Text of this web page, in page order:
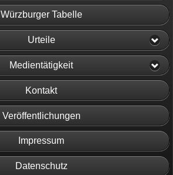
Würzburger Tabelle
Urteile
Medientätigkeit
Kontakt
Veröffentlichungen
Impressum
Datenschutz